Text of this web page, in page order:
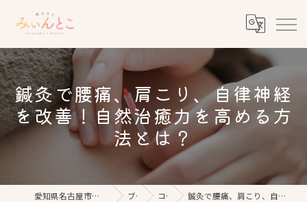
鍼灸で腰痛、肩こり、自律神経
を改善！自然治癒力を高める方
法とは？
愛知県名古屋市の美容鍼なら鍼灸美心みぃんとこ ブログ コラム 鍼灸で腰痛、肩こり、自律神経を改善！自然治癒力を高める方法とは？